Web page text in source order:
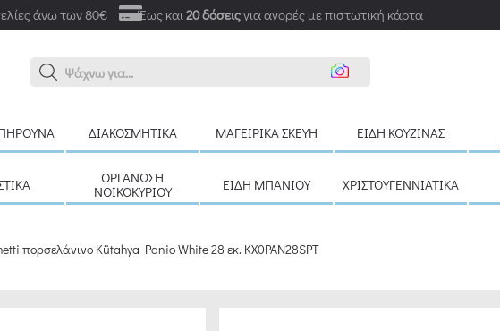
άνω των 80€ Έως και20 δόσειςγια αγορές με πιστωτική κάρτα
Αναζ
ΔΙΑΚΟΣΜΗΤΙΚΆ ΜΑΓΕΙΡΙΚΆ ΣΚΕΎΗ ΕΊΔΗ ΚΟΥΖΊΝΑΣ
ΟΡΓΆΝΩΣΗ
ΝΟΙΚΟΚΥΡΙΟΎ
ΕΊΔΗ ΜΠΆΝΙΟΥ ΧΡΙΣΤΟΥΓΕΝΝΙΆΤΙΚΑ
πορσελάνινο Kütahya Panio White 28 εκ. KX0PAN28SPT